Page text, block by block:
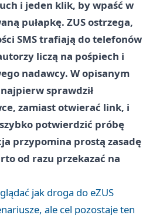
i jeden klik, by wpaść w
pułapkę. ZUS ostrzega,
SMS trafiają do telefonów
liczą na pośpiech i
nadawcy. W opisanym
sprawdził
zamiast otwierać link, i
potwierdzić próbę
przypomina prostą zasadę
od razu przekazać na
jak droga do eZUS
ale cel pozostaje ten